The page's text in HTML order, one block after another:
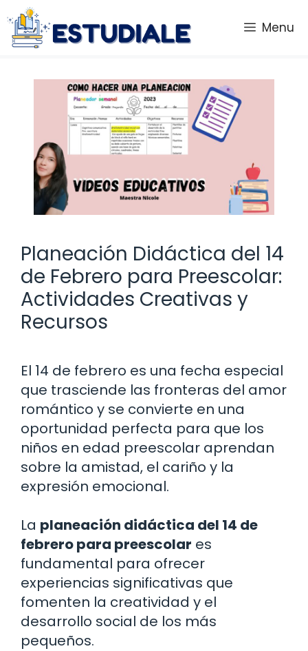
Saltar
al
contenido
Menu
Planeación Didáctica del 14
de Febrero para Preescolar:
Actividades Creativas y
Recursos
El 14 de febrero es una fecha especial
que trasciende las fronteras del amor
romántico y se convierte en una
oportunidad perfecta para que los
niños en edad preescolar aprendan
sobre la amistad, el cariño y la
expresión emocional.
La planeación didáctica del 14 de
febrero para preescolar es
fundamental para ofrecer
experiencias significativas que
fomenten la creatividad y el
desarrollo social de los más
pequeños.